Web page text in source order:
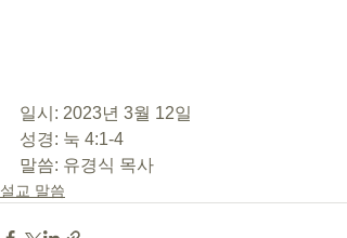
일시: 2023년 3월 12일
성경: 눅 4:1-4
말씀: 유경식 목사
설교 말씀